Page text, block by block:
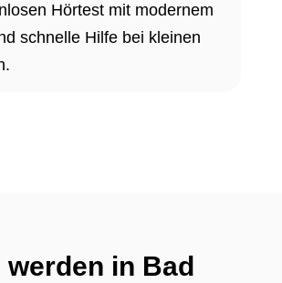
Hörtest mit modernem
schnelle Hilfe bei kleinen
werden in Bad